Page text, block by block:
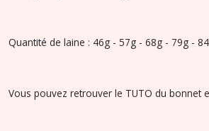
Quantité de laine : 46g - 57g - 68g - 79g -
Vous pouvez retrouver le TUTO du bonnet